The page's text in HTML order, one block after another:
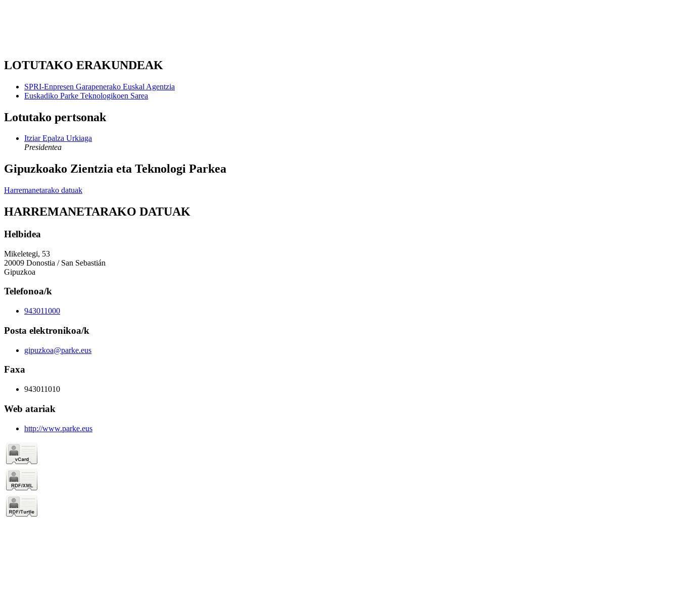
LOTUTAKO ERAKUNDEAK
SPRI-Enpresen Garapenerako Euskal Agentzia
Euskadiko Parke Teknologikoen Sarea
Lotutako pertsonak
Itziar Epalza Urkiaga
Presidentea
Gipuzkoako Zientzia eta Teknologi Parkea
Harremanetarako datuak
HARREMANETARAKO DATUAK
Helbidea
Mikeletegi, 53
20009 Donostia / San Sebastián
Gipuzkoa
Telefonoa/k
943011000
Posta elektronikoa/k
gipuzkoa@parke.eus
Faxa
943011010
Web atariak
http://www.parke.eus